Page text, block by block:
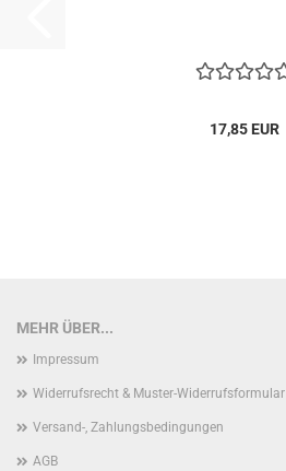
17,85 EUR
MEHR ÜBER...
Impressum
Widerrufsrecht & Muster-Widerrufsformular
Versand-, Zahlungsbedingungen
AGB